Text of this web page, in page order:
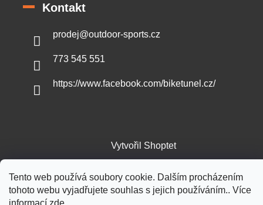
Tento web používá soubory cookie. Dalším procházením
tohoto webu vyjadřujete souhlas s jejich používáním.. Více
informací zde
Kontakt
prodej@outdoor-sports.cz
773 545 551
https://www.facebook.com/biketunel.cz/
Vytvořil Shoptet
Copyright 2026Outdoor-sports.cz. Všechna práva vyhrazena.